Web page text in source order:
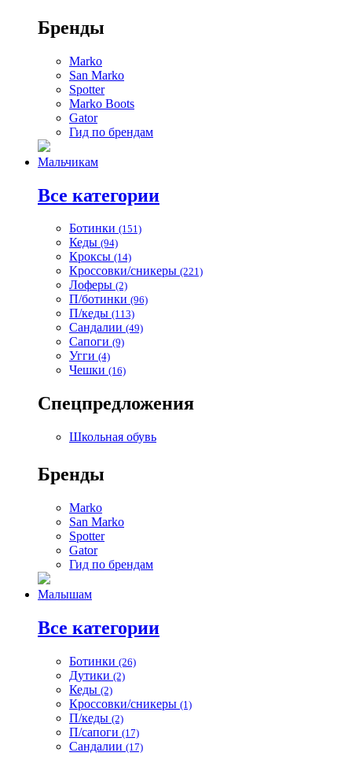
Бренды
Marko
San Marko
Spotter
Marko Boots
Gator
Гид по брендам
Мальчикам
Все категории
Ботинки (151)
Кеды (94)
Кроксы (14)
Кроссовки/сникеры (221)
Лоферы (2)
П/ботинки (96)
П/кеды (113)
Сандалии (49)
Сапоги (9)
Угги (4)
Чешки (16)
Спецпредложения
Школьная обувь
Бренды
Marko
San Marko
Spotter
Gator
Гид по брендам
Малышам
Все категории
Ботинки (26)
Дутики (2)
Кеды (2)
Кроссовки/сникеры (1)
П/кеды (2)
П/сапоги (17)
Сандалии (17)